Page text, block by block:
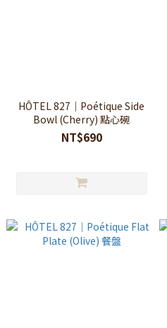
HÔTEL 827｜Poétique Side
Bowl (Cherry) 點心碗
NT$690